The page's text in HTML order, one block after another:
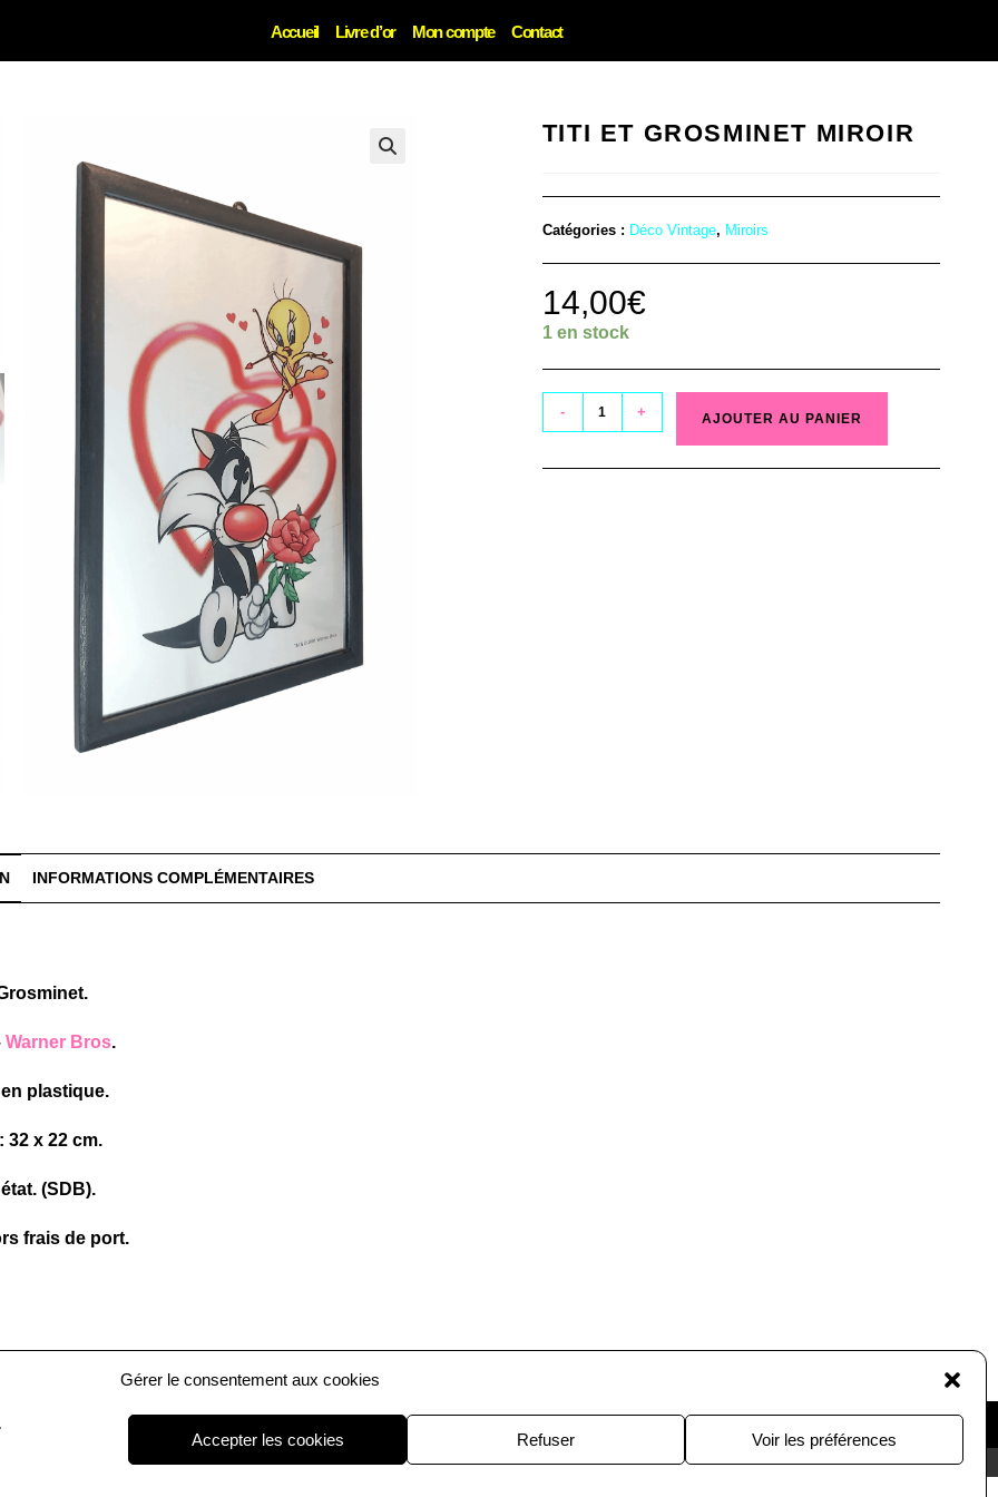
Gérer le consentement aux cookies
Accepter les cookies Refuser Voir les préférences
Accueil Livre d’or Mon compte Contact
TITI ET GROSMINET MIROIR
Catégories : Déco Vintage, Miroirs
14,00€
1 en stock
- + AJOUTER AU PANIER
INFORMATIONS COMPLÉMENTAIRES
Warner Bros.
plastique.
32 x 22 cm.
(SDB).
frais de port.
Copyright La Fouine CHINE 2020
| Mentions Légales | CGV | Livraison & Retours | Contact